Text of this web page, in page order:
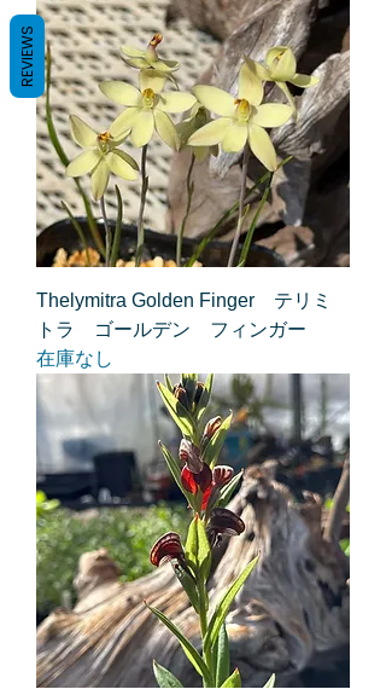
Thelymitra Golden Finger テリミ
トラ ゴールデン フィンガー
在庫なし
REVIEWS